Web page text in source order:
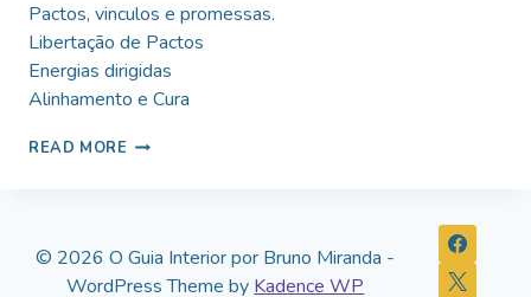
Miranda
Pactos, vinculos e promessas.
Libertação de Pactos
Energias dirigidas
Alinhamento e Cura
READ MORE MÓDULO
© 2026 O Guia Interior por Bruno Miranda -
WordPress Theme by Kadence WP